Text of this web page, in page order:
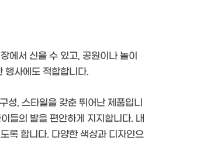
에서 신을 수 있고, 공원이나 놀이
행사에도 적합합니다.
, 스타일을 갖춘 뛰어난 제품입니
들의 발을 편안하게 지지합니다. 내
록 합니다. 다양한 색상과 디자인으